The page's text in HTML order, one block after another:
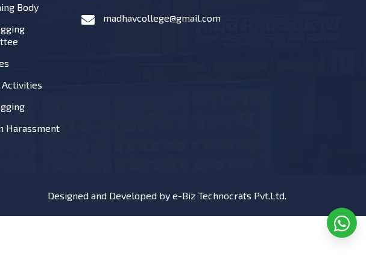
Body
Harassment
madhavcollege@gmail.com
Designed and Developed by e-Biz Technocrats Pvt.Ltd.